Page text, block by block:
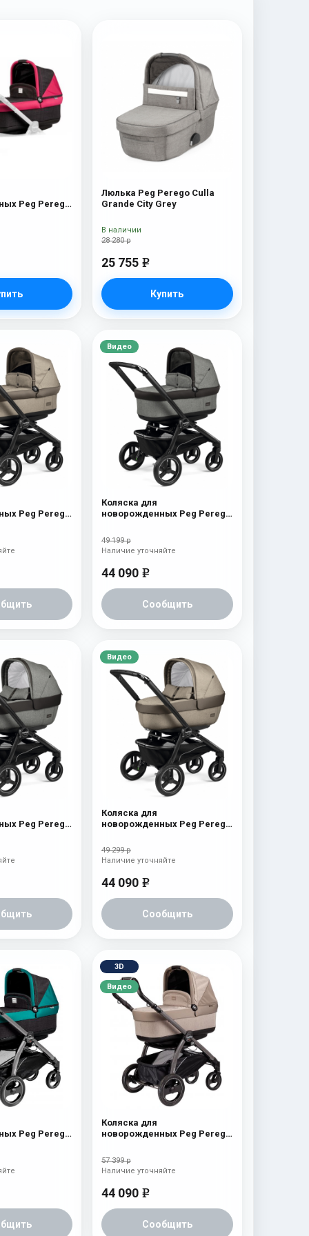
Peg Perego
Люлька Peg Perego Culla
Grande City Grey
28 280 р
25 755 e
Купить
В наличии
Peg Perego
Видео
Коляска для
новорожденных Peg Perego
49 199 р
44 090 e
Сообщить
Наличие уточняйте
Peg Perego
Видео
Коляска для
новорожденных Peg Perego
49 299 р
44 090 e
Сообщить
Наличие уточняйте
Peg Perego
3D
Видео
Коляска для
новорожденных Peg Perego
White/Black) Cream
57 399 р
44 090 e
Сообщить
Наличие уточняйте